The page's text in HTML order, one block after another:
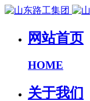
网站首页
HOME
关于我们